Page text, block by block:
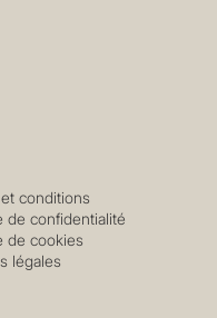
conditions
de confidentialité
de cookies
légales